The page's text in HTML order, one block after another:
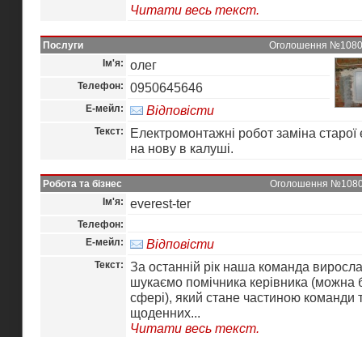
Читати весь текст.
Послуги
Оголошення
Ім'я:
олег
Телефон: 0950645646
Е-мейл: Відповісти
Текст:
Електромонтажні робот заміна
на нову в калуші.
Робота та бізнес
Оголошення
Ім'я:
everest-ter
Телефон:
Е-мейл:
Відповісти
Текст:
За останній рік наша команда
шукаємо помічника керівника (можна
сфері), який стане частиною команди
щоденних...
Читати весь текст.